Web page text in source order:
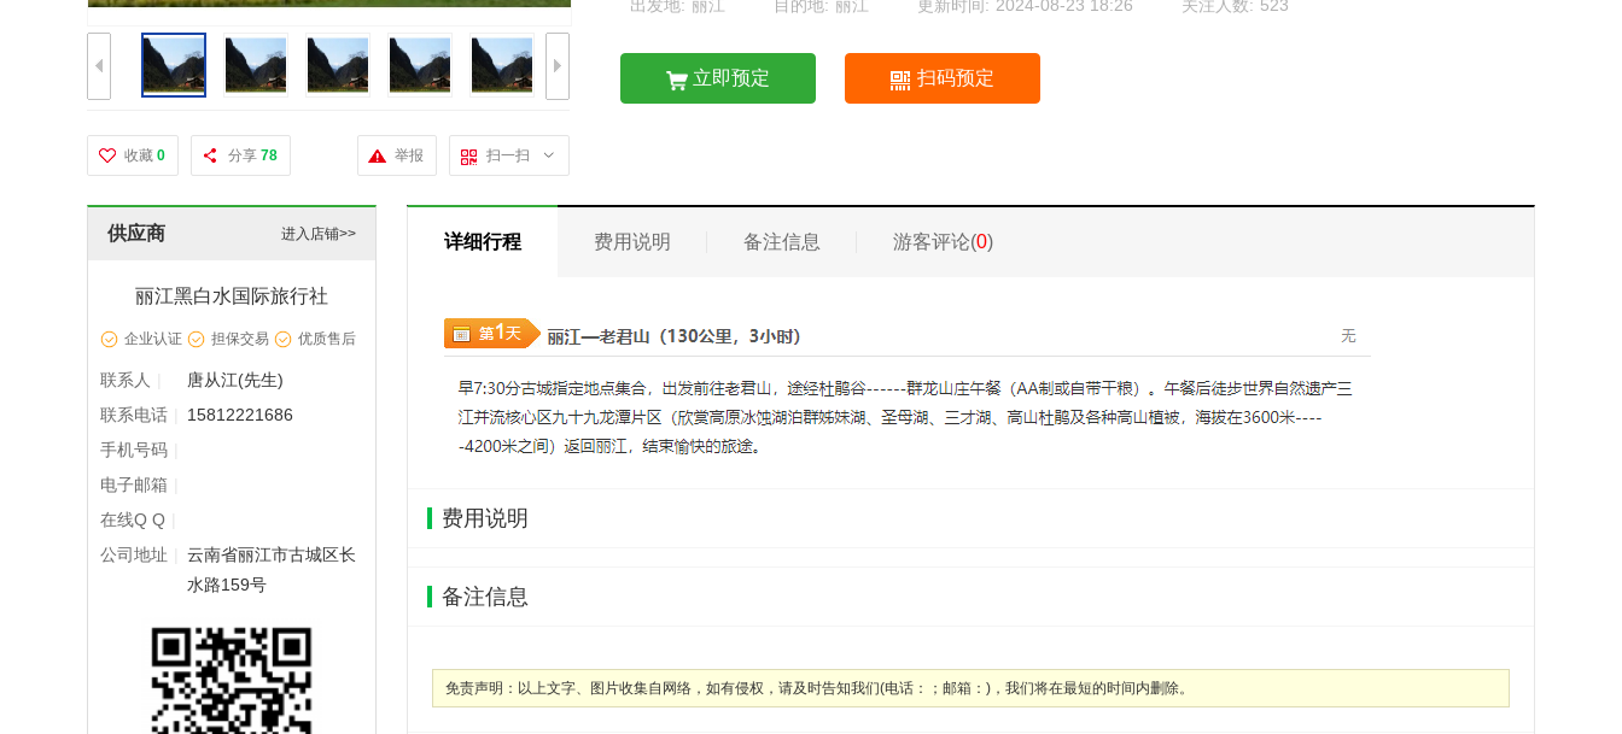
收藏 0 分享 78 扫一扫
举报
出发地: 丽江 目的地: 丽江 更新时间: 2024-08-23 18:26 关注人数: 523
立即预定 扫码预定
进入店铺>>
供应商
丽江黑白水国际旅行社
企业认证 担保交易 优质售后
联系人
唐从江(先生)
联系电话
15812221686
手机号码
电子邮箱
在线Q Q
公司地址
云南省丽江市古城区长
水路159号
详细行程 费用说明 备注信息 游客评论(0)
费用说明
备注信息
免责声明：以上文字、图片收集自网络，如有侵权，请及时告知我们(电话：；邮箱：)，我们将在最短的时间内删除。